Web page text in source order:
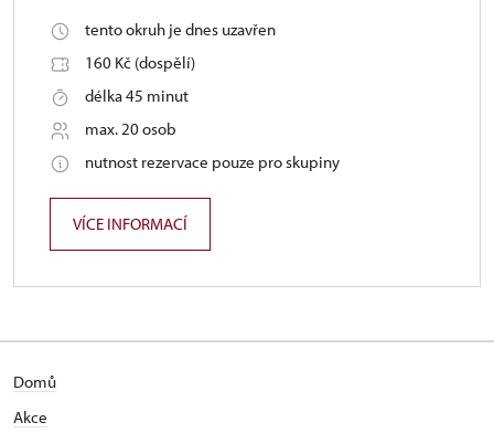
tento okruh je dnes uzavřen
160 Kč (dospělí)
délka 45 minut
max. 20 osob
nutnost rezervace pouze pro skupiny
VÍCE INFORMACÍ
Domů
Akce